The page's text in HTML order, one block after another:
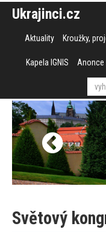
Ukrajinci.cz
Aktuality Kroužky,
Kapela IGNIS Anonce
Světový